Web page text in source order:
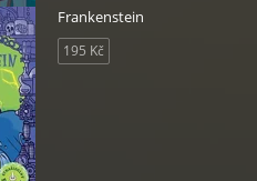
Frankenstein
195 Kč